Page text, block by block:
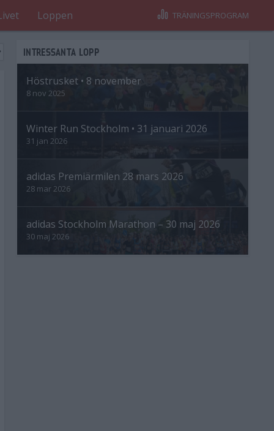
Loppen TRÄNINGSPROGRAM
INTRESSANTA LOPP
Höstrusket • 8 november
8 nov 2025
Winter Run Stockholm • 31 januari 2026
31 jan 2026
adidas Premiärmilen 28 mars 2026
28 mar 2026
adidas Stockholm Marathon – 30 maj 2026
30 maj 2026